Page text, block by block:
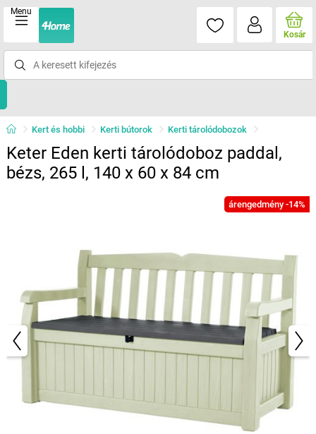
Menu
Kosár
Kert és hobbi Kerti bútorok Kerti tárolódobozok
Keter Eden kerti tárolódoboz paddal,
bézs, 265 l, 140 x 60 x 84 cm
árengedmény -14%